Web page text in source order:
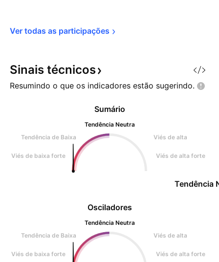
Ver todas as participações
Sinais técnicos
Resumindo o que os indicadores estão sugerindo.
Osciladores
Tendência Neutra
Tendência de Baixa
Viés de alta
Viés de baixa forte Viés de alta forte
Sumário
Tendência Neutra
Tendência de Baixa
Viés de alta
Viés de baixa forte Viés de alta forte
Tendência